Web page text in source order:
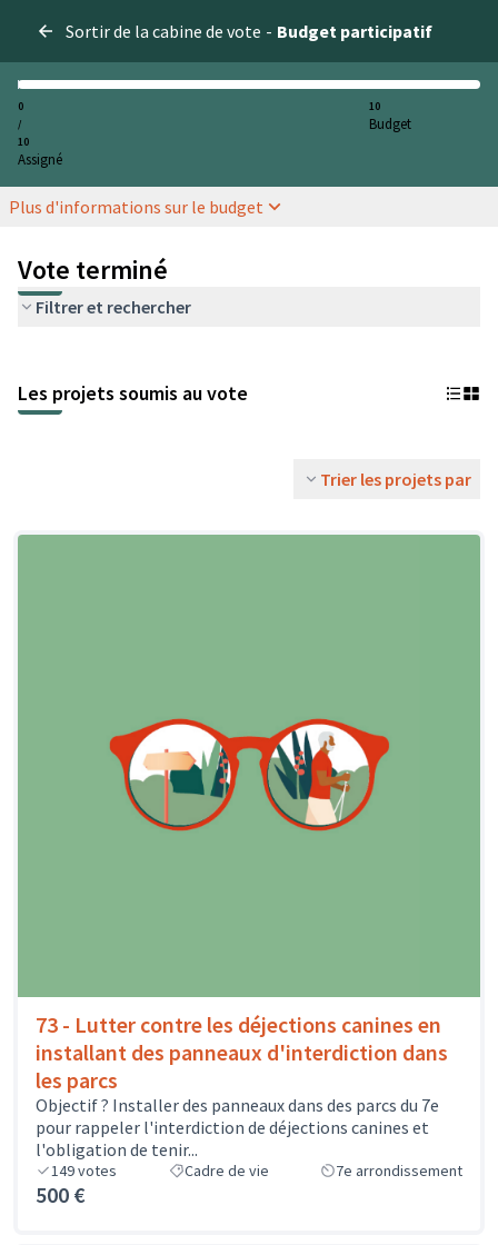
Sortir de la cabine de vote - Budget participatif
0
/
10
Assigné
10
Budget
Plus d'informations sur le budget
Vote terminé
Filtrer et rechercher
Les projets soumis au vote
Trier les projets par
73 - Lutter contre les déjections canines en
installant des panneaux d'interdiction dans
les parcs
Objectif ? Installer des panneaux dans des parcs du 7e
pour rappeler l'interdiction de déjections canines et
l'obligation de tenir...
149votes Cadre de vie 7e arrondissement
500 €